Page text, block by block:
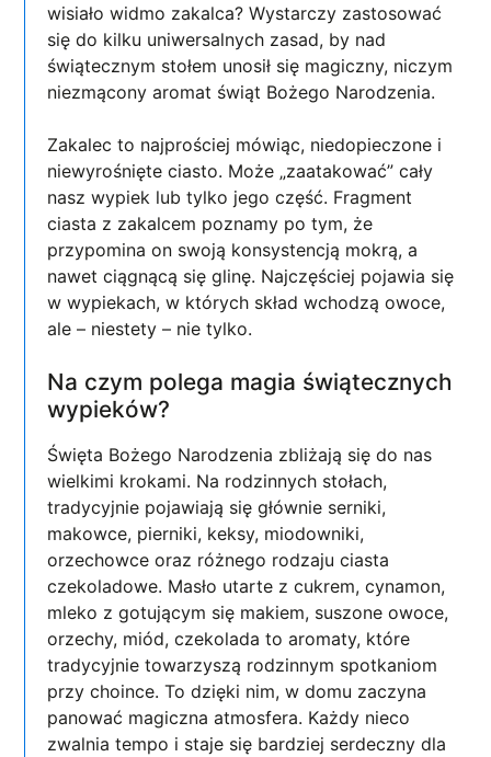
wisiało widmo zakalca? Wystarczy zastosować
się do kilku uniwersalnych zasad, by nad
świątecznym stołem unosił się magiczny, niczym
niezmącony aromat świąt Bożego Narodzenia.
Zakalec to najprościej mówiąc, niedopieczone i
niewyrośnięte ciasto. Może „zaatakować” cały
nasz wypiek lub tylko jego część. Fragment
ciasta z zakalcem poznamy po tym, że
przypomina on swoją konsystencją mokrą, a
nawet ciągnącą się glinę. Najczęściej pojawia się
w wypiekach, w których skład wchodzą owoce,
ale – niestety – nie tylko.
Na czym polega magia świątecznych
wypieków?
Święta Bożego Narodzenia zbliżają się do nas
wielkimi krokami. Na rodzinnych stołach,
tradycyjnie pojawiają się głównie serniki,
makowce, pierniki, keksy, miodowniki,
orzechowce oraz różnego rodzaju ciasta
czekoladowe. Masło utarte z cukrem, cynamon,
mleko z gotującym się makiem, suszone owoce,
orzechy, miód, czekolada to aromaty, które
tradycyjnie towarzyszą rodzinnym spotkaniom
przy choince. To dzięki nim, w domu zaczyna
panować magiczna atmosfera. Każdy nieco
zwalnia tempo i staje się bardziej serdeczny dla